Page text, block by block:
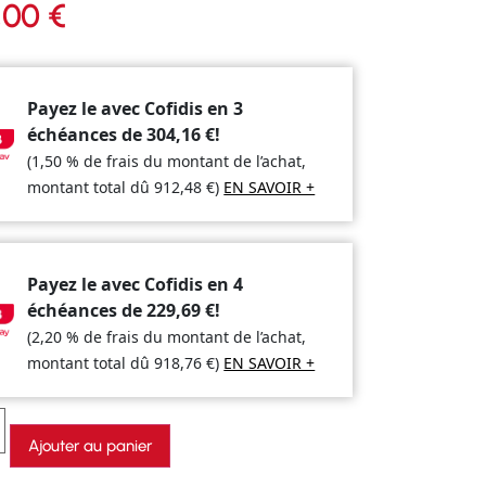
€
Payez le avec Cofidis en 3
échéances de304,16€!
(1,50 % de frais du montant de l’achat,
montant total dû912,48€) EN SAVOIR +
Payez le avec Cofidis en 4
échéances de229,69€!
(2,20 % de frais du montant de l’achat,
montant total dû918,76€) EN SAVOIR +
Ajouter au panier